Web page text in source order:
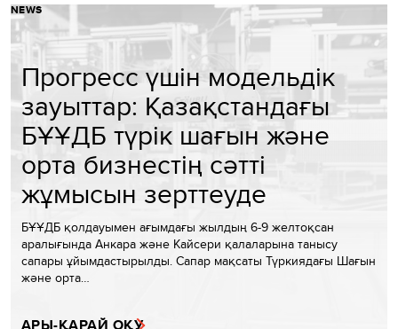
NEWS
Прогресс үшін модельдік
зауыттар: Қазақстандағы
БҰҰДБ түрік шағын және
орта бизнестің сәтті
жұмысын зерттеуде
БҰҰДБ қолдауымен ағымдағы жылдың 6-9 желтоқсан
аралығында Анкара және Кайсери қалаларына танысу
сапары ұйымдастырылды. Сапар мақсаты Түркиядағы Шағын
және орта…
АРЫ-ҚАРАЙ ОҚУ